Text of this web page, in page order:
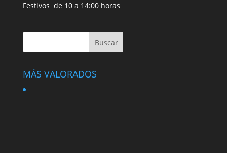
Festivos de 10 a 14:00 horas
MÁS VALORADOS